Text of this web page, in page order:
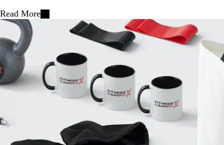
Read More